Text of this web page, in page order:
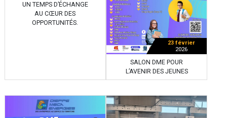
UN TEMPS D’ÉCHANGE
AU CŒUR DES
OPPORTUNITÉS.
23 février
2026
SALON DME POUR
L’AVENIR DES JEUNES